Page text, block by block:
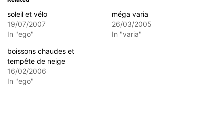
soleil et vélo
19/07/2007
In "ego"
méga varia
26/03/2005
In "varia"
boissons chaudes et
tempête de neige
16/02/2006
In "ego"